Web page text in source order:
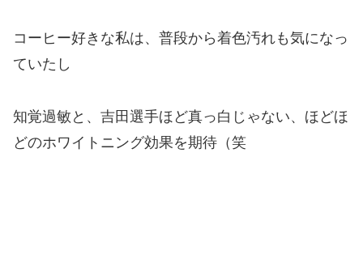
コーヒー好きな私は、普段から着色汚れも気になっ
ていたし
知覚過敏と、吉田選手ほど真っ白じゃない、ほどほ
どのホワイトニング効果を期待（笑